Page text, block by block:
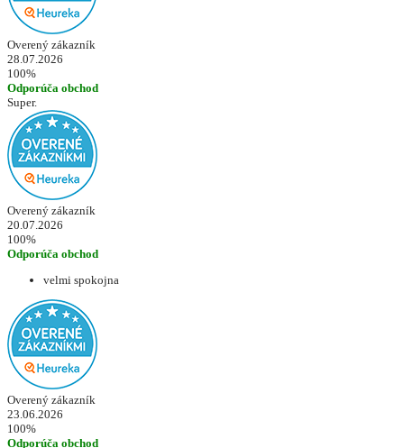
Overený zákazník
28.07.2026
100%
Odporúča obchod
Super.
Overený zákazník
20.07.2026
100%
Odporúča obchod
velmi spokojna
Overený zákazník
23.06.2026
100%
Odporúča obchod